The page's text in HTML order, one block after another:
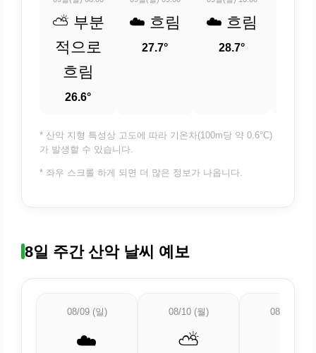
⛅ 부분
적으로
흐림
26.6°
☁️ 흐림
27.7°
☁️ 흐림
28.7°
* 산악 지형 특성상 고도에 따라 기온차(100m당 약 0.6°C)
가 발생할 수 있습니다.
* 좌우 스크롤 하게 되면 더 많은 정보가 나옵니다.
8일 주간 산악 날씨 예보
08/09 (일)
☁️
08/10 (월)
⛅
08/11 (화)